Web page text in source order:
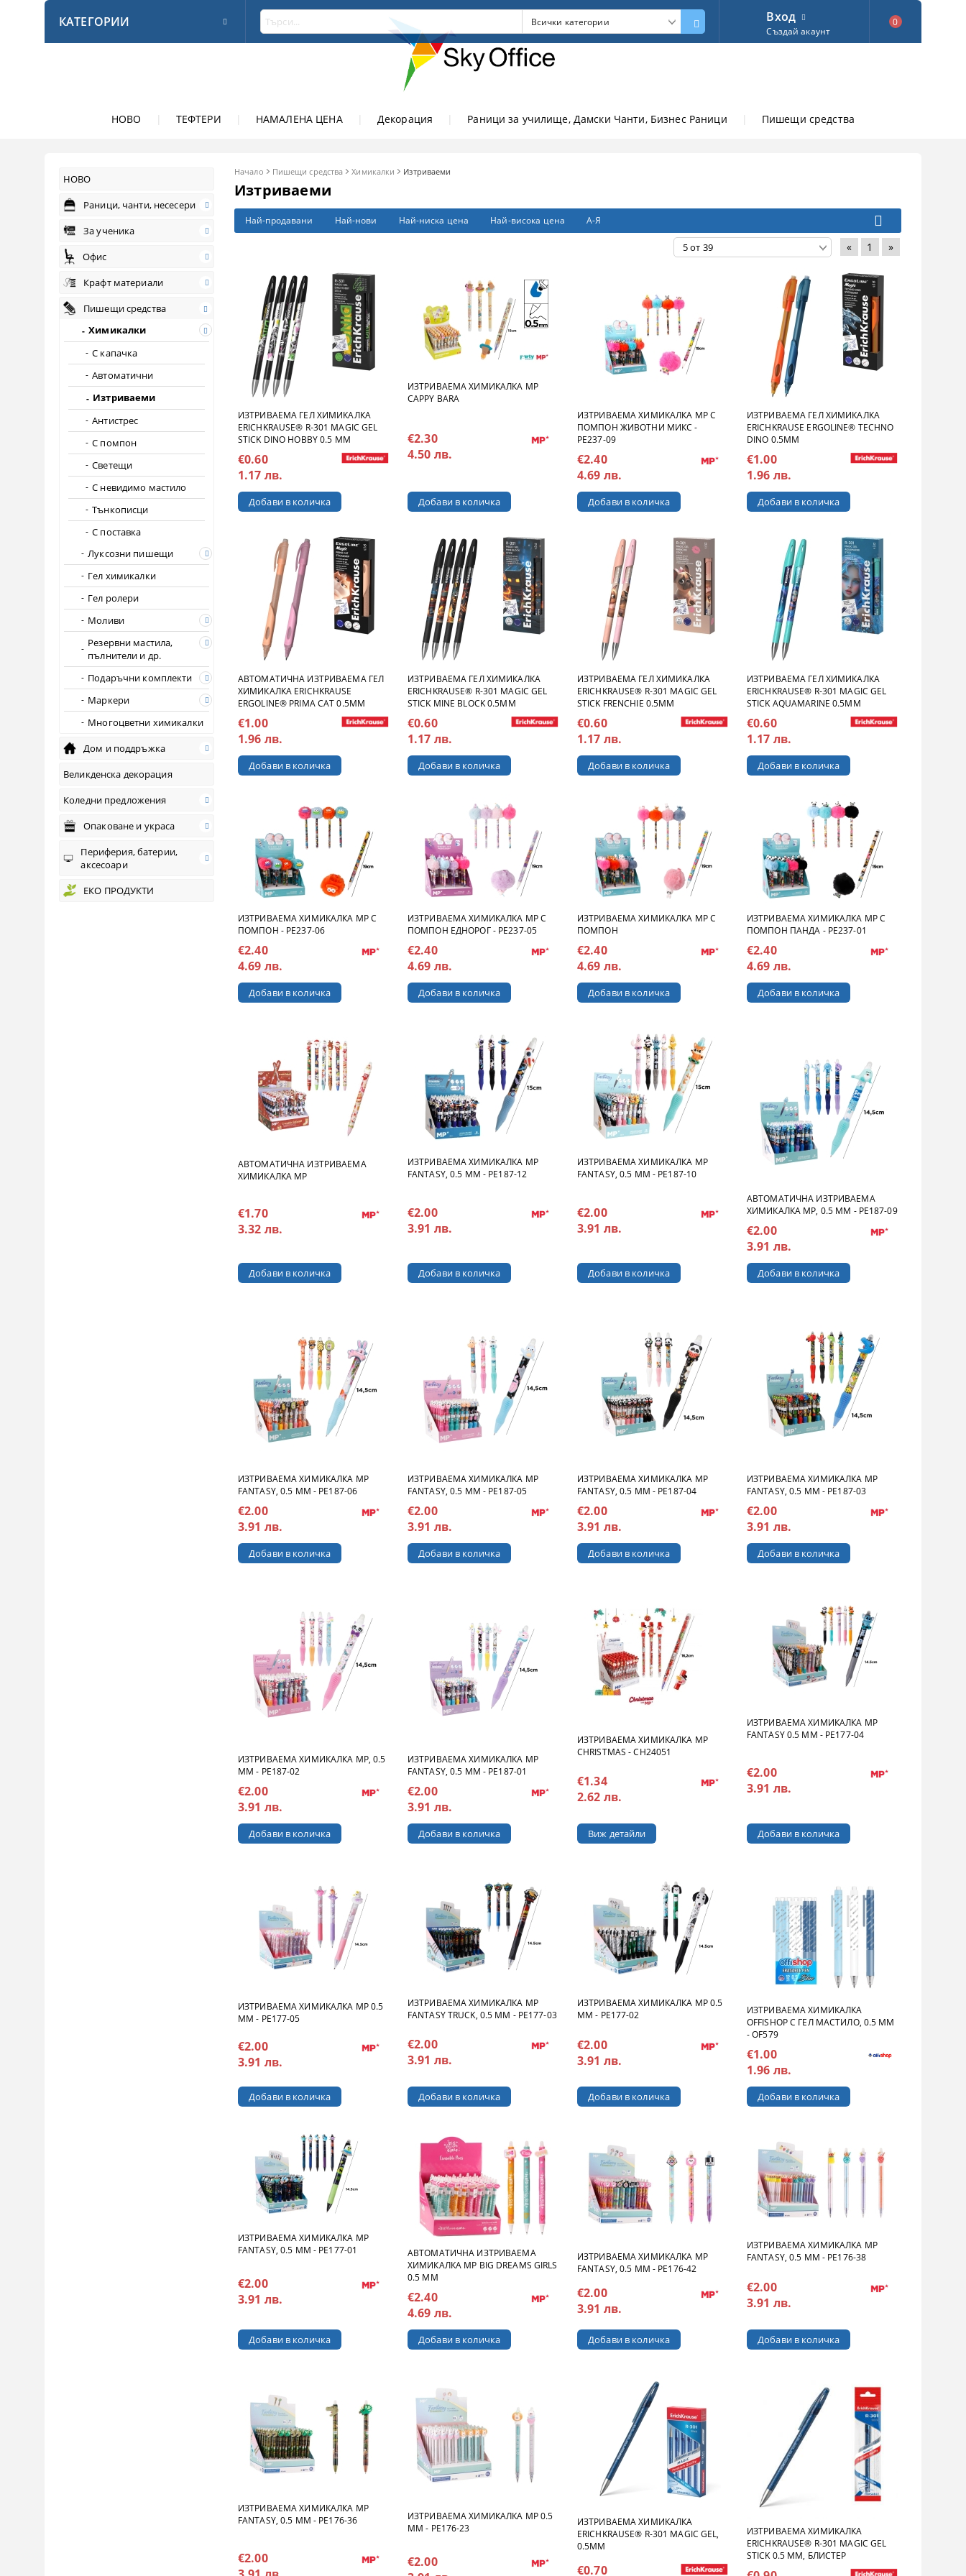
НОВО ТЕФТЕРИ НАМАЛЕНА ЦЕНА Декорация Раници за училище, Дамски Чанти, Бизнес Раници Пишещи средства
КАТЕГОРИИ Вход
Създай акаунт
0
НОВО
Раници, чанти, несесери
За ученика
Офис
Крафт материали
Пишещи средства
Химикалки
С капачка
Автоматични
Изтриваеми
Антистрес
С помпон
Светещи
С невидимо мастило
Тънкописци
С поставка
Луксозни пишещи
Гел химикалки
Гел ролери
Моливи
Резервни мастила,
пълнители и др.
Подаръчни комплекти
Маркери
Многоцветни химикалки
Дом и поддръжка
Великденска декорация
Коледни предложения
Опаковане и украса
Периферия, батерии,
аксесоари
ЕКО ПРОДУКТИ
Начало Пишещи средства Химикалки Изтриваеми
Изтриваеми
Най-продавани Най-нови Най-ниска цена Най-висока цена А-Я
« 1 »
ИЗТРИВАЕМА ГЕЛ ХИМИКАЛКА
ERICHKRAUSE® R-301 MAGIC GEL
STICK DINO HOBBY 0.5 ММ
€0.60
1.17 лв.
ИЗТРИВАЕМА ХИМИКАЛКА MP
CAPPY BARA
€2.30
4.50 лв.
ИЗТРИВАЕМА ХИМИКАЛКА MP С
ПОМПОН ЖИВОТНИ МИКС -
PE237-09
€2.40
4.69 лв.
ИЗТРИВАЕМА ГЕЛ ХИМИКАЛКА
ERICHKRAUSE ERGOLINE® TECHNO
DINO 0.5MM
€1.00
1.96 лв.
АВТОМАТИЧНА ИЗТРИВАЕМА ГЕЛ
ХИМИКАЛКА ERICHKRAUSE
ERGOLINE® PRIMA CAT 0.5MM
€1.00
1.96 лв.
ИЗТРИВАЕМА ГЕЛ ХИМИКАЛКА
ERICHKRAUSE® R-301 MAGIC GEL
STICK MINE BLOCK 0.5MM
€0.60
1.17 лв.
ИЗТРИВАЕМА ГЕЛ ХИМИКАЛКА
ERICHKRAUSE® R-301 MAGIC GEL
STICK FRENCHIE 0.5MM
€0.60
1.17 лв.
ИЗТРИВАЕМА ГЕЛ ХИМИКАЛКА
ERICHKRAUSE® R-301 MAGIC GEL
STICK AQUAMARINE 0.5MM
€0.60
1.17 лв.
ИЗТРИВАЕМА ХИМИКАЛКА MP С
ПОМПОН - PE237-06
€2.40
4.69 лв.
ИЗТРИВАЕМА ХИМИКАЛКА MP С
ПОМПОН ЕДНОРОГ - PE237-05
€2.40
4.69 лв.
ИЗТРИВАЕМА ХИМИКАЛКА MP С
ПОМПОН
€2.40
4.69 лв.
ИЗТРИВАЕМА ХИМИКАЛКА MP С
ПОМПОН ПАНДА - PE237-01
€2.40
4.69 лв.
АВТОМАТИЧНА ИЗТРИВАЕМА
ХИМИКАЛКА MP
€1.70
3.32 лв.
ИЗТРИВАЕМА ХИМИКАЛКА MP
FANTASY, 0.5 MM - PE187-12
€2.00
3.91 лв.
ИЗТРИВАЕМА ХИМИКАЛКА MP
FANTASY, 0.5 MM - PE187-10
€2.00
3.91 лв.
AВТОМАТИЧНА ИЗТРИВАЕМА
ХИМИКАЛКА MP, 0.5 MM - PE187-09
€2.00
3.91 лв.
ИЗТРИВАЕМА ХИМИКАЛКА MP
FANTASY, 0.5 MM - PE187-06
€2.00
3.91 лв.
ИЗТРИВАЕМА ХИМИКАЛКА MP
FANTASY, 0.5 MM - PE187-05
€2.00
3.91 лв.
ИЗТРИВАЕМА ХИМИКАЛКА MP
FANTASY, 0.5 MM - PE187-04
€2.00
3.91 лв.
ИЗТРИВАЕМА ХИМИКАЛКА MP
FANTASY, 0.5 MM - PE187-03
€2.00
3.91 лв.
ИЗТРИВАЕМА ХИМИКАЛКА MP, 0.5
MM - PE187-02
€2.00
3.91 лв.
ИЗТРИВАЕМА ХИМИКАЛКА MP
FANTASY, 0.5 MM - PE187-01
€2.00
3.91 лв.
ИЗТРИВАЕМА ХИМИКАЛКА MP
CHRISTMAS - CH24051
€1.34
2.62 лв.
Виж детайли
ИЗТРИВАЕМА ХИМИКАЛКА MP
FANTASY 0.5 MM - PE177-04
€2.00
3.91 лв.
ИЗТРИВАЕМА ХИМИКАЛКА MP 0.5
MM - PE177-05
€2.00
3.91 лв.
ИЗТРИВАЕМА ХИМИКАЛКА MP
FANTASY TRUCK, 0.5 MM - PE177-03
€2.00
3.91 лв.
ИЗТРИВАЕМА ХИМИКАЛКА MP 0.5
MM - PE177-02
€2.00
3.91 лв.
ИЗТРИВАЕМА ХИМИКАЛКА
OFFISHOP С ГЕЛ МАСТИЛО, 0.5 MM
- OF579
€1.00
1.96 лв.
ИЗТРИВАЕМА ХИМИКАЛКА MP
FANTASY, 0.5 MM - PE177-01
€2.00
3.91 лв.
AВТОМАТИЧНА ИЗТРИВАЕМА
ХИМИКАЛКА MP BIG DREAMS GIRLS
0.5 MM
€2.40
4.69 лв.
ИЗТРИВАЕМА ХИМИКАЛКА MP
FANTASY, 0.5 MM - PE176-42
€2.00
3.91 лв.
ИЗТРИВАЕМА ХИМИКАЛКА MP
FANTASY, 0.5 MM - PE176-38
€2.00
3.91 лв.
ИЗТРИВАЕМА ХИМИКАЛКА MP
FANTASY, 0.5 MM - PE176-36
€2.00
ИЗТРИВАЕМА ХИМИКАЛКА MP 0.5
MM - PE176-23
€2.00
ИЗТРИВАЕМА ХИМИКАЛКА
ERICHKRAUSE® R-301 MAGIC GEL,
0.5ММ
€0.70
ИЗТРИВАЕМА ХИМИКАЛКА
ERICHKRAUSE® R-301 MAGIC GEL
STICK 0.5 MM, БЛИСТЕР